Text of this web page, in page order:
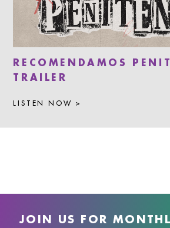
RECOMENDAMOS
TRAILER
LISTEN NOW >
JOIN US FOR